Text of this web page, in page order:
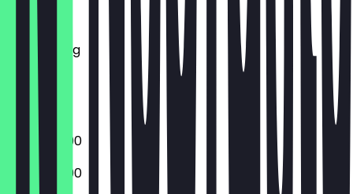
Dienstag
Mittwoch
Donnerstag
Freitag
Samstag
Sonntag
10:00 - 23:00
10:00 - 23:00